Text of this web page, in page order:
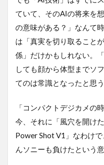
ていて、そのAIの将来を
の意味がある？」なんて
は「真実を切り取ること
係」だけかもしれない。
しても顔から体型までソ
てのは常識となったと思う
「コンパクトデジカメの
今、それに「風穴を開け
Power Shot V1」なわけ
んソニーも負けたという